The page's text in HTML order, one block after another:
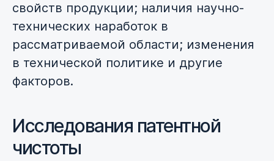
свойств продукции; наличия научно-
технических наработок в
рассматриваемой области; изменения
в технической политике и другие
факторов.
Исследования патентной
чистоты